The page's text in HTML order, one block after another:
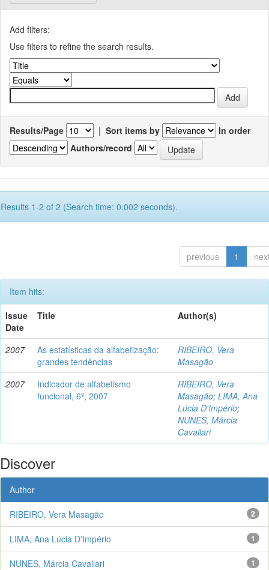
Add filters:
Use filters to refine the search results.
Results/Page | Sort items by
In order
Authors/record
Results 1-2 of 2 (Search time: 0.002 seconds).
previous 1
Item hits:
Issue
Date
Title Author(s)
2007
As estatísticas da alfabetização:
grandes tendências
RIBEIRO, Vera
Masagão
2007
Indicador de alfabetismo
funcional, 6º, 2007
RIBEIRO, Vera
Masagão; LIMA, Ana
Lúcia D'Império;
NUNES, Márcia
Cavallari
Discover
Author
2
RIBEIRO, Vera Masagão
1
LIMA, Ana Lúcia D'Império
1
NUNES, Márcia Cavallari